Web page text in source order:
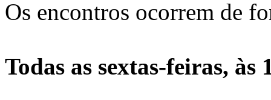
Os encontros ocorrem de
Todas as sextas-feiras, às